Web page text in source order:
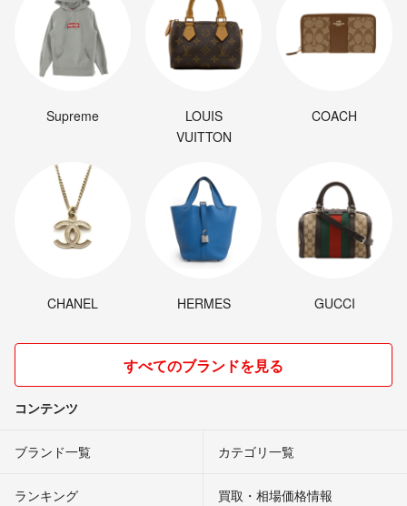
Supreme
LOUIS
VUITTON
COACH
CHANEL HERMES GUCCI
すべてのブランドを見る
コンテンツ
ブランド一覧 カテゴリ一覧
ランキング 買取・相場価格情報